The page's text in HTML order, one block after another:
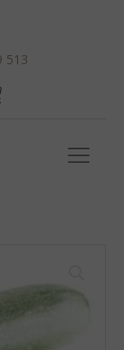
513